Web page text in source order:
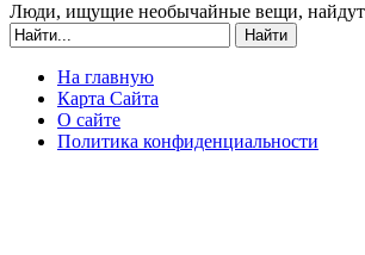
Люди, ищущие необычайные вещи, найдут
На главную
Карта Сайта
О сайте
Политика конфиденциальности